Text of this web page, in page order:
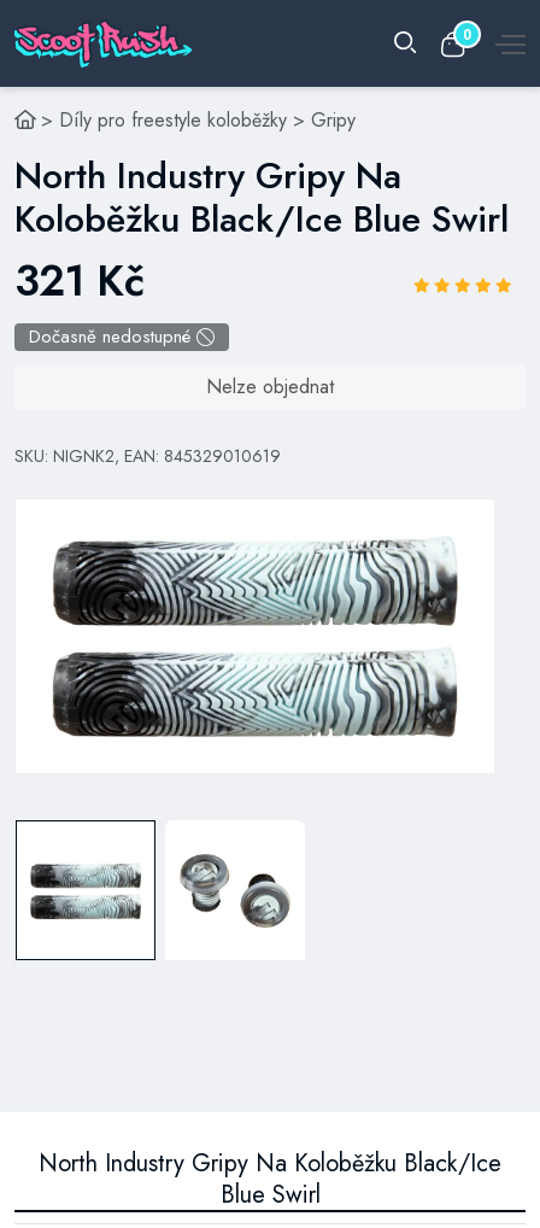
0
> Díly pro freestyle koloběžky > Gripy
North Industry Gripy Na
Koloběžku Black/Ice Blue Swirl
321 Kč
Dočasně nedostupné
Nelze objednat
SKU: NIGNK2, EAN: 845329010619
North Industry Gripy Na Koloběžku Black/Ice
Blue Swirl